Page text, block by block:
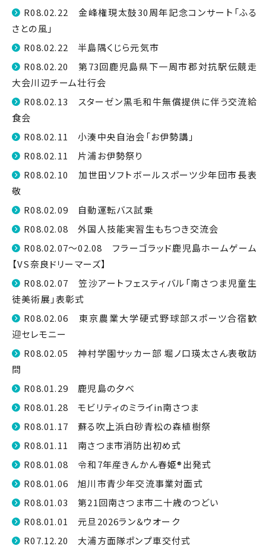
R08.02.22 金峰権現太鼓30周年記念コンサート「ふる
さとの風」
R08.02.22 半島隅くじら元気市
R08.02.20 第73回鹿児島県下一周市郡対抗駅伝競走
大会川辺チーム壮行会
R08.02.13 スターゼン黒毛和牛無償提供に伴う交流給
食会
R08.02.11 小湊中央自治会「お伊勢講」
R08.02.11 片浦お伊勢祭り
R08.02.10 加世田ソフトボールスポーツ少年団市長表
敬
R08.02.09 自動運転バス試乗
R08.02.08 外国人技能実習生もちつき交流会
R08.02.07～02.08 フラーゴラッド鹿児島ホームゲーム
【VS奈良ドリーマーズ】
R08.02.07 笠沙アートフェスティバル「南さつま児童生
徒美術展」表彰式
R08.02.06 東京農業大学硬式野球部スポーツ合宿歓
迎セレモニー
R08.02.05 神村学園サッカー部 堀ノ口瑛太さん表敬訪
問
R08.01.29 鹿児島の夕べ
R08.01.28 モビリティのミライin南さつま
R08.01.17 蘇る吹上浜白砂青松の森植樹祭
R08.01.11 南さつま市消防出初め式
R08.01.08 令和7年産きんかん春姫®出発式
R08.01.06 旭川市青少年交流事業対面式
R08.01.03 第21回南さつま市二十歳のつどい
R08.01.01 元旦2026ラン＆ウオーク
R07.12.20 大浦方面隊ポンプ車交付式